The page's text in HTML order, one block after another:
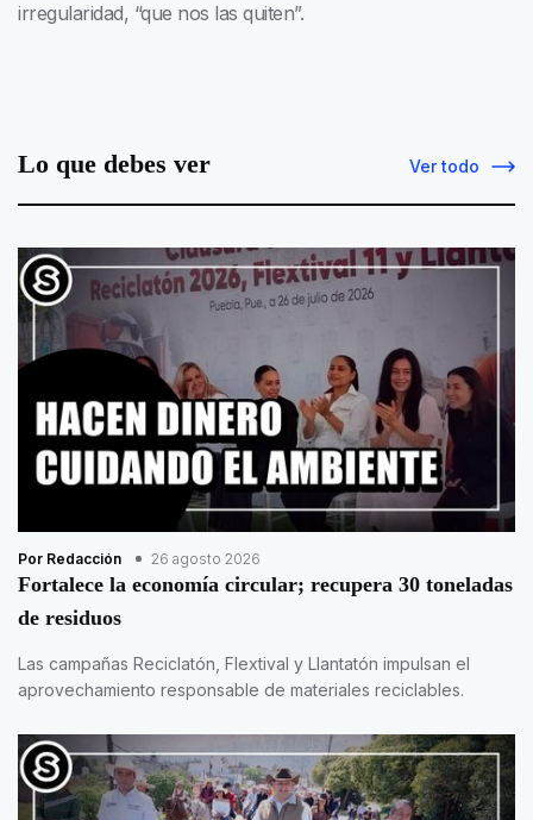
irregularidad, “que nos las quiten”.
Lo que debes ver Ver todo
Por Redacción 26 agosto 2026
Fortalece la economía circular; recupera 30 toneladas
de residuos
Las campañas Reciclatón, Flextival y Llantatón impulsan el
aprovechamiento responsable de materiales reciclables.